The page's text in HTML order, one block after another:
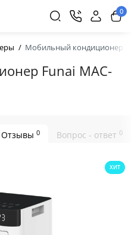
0
Мобильный кондиционер
Funai MAC-
Отзывы 0 Вопрос - ответ 0
ХИТ